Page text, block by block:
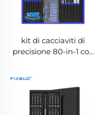
kit di cacciaviti di
precisione 80-in-1 con